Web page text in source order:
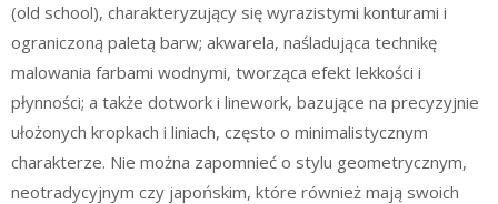
(old school), charakteryzujący się wyrazistymi konturami i
ograniczoną paletą barw; akwarela, naśladująca technikę
malowania farbami wodnymi, tworząca efekt lekkości i
płynności; a także dotwork i linework, bazujące na precyzyjnie
ułożonych kropkach i liniach, często o minimalistycznym
charakterze. Nie można zapomnieć o stylu geometrycznym,
neotradycyjnym czy japońskim, które również mają swoich